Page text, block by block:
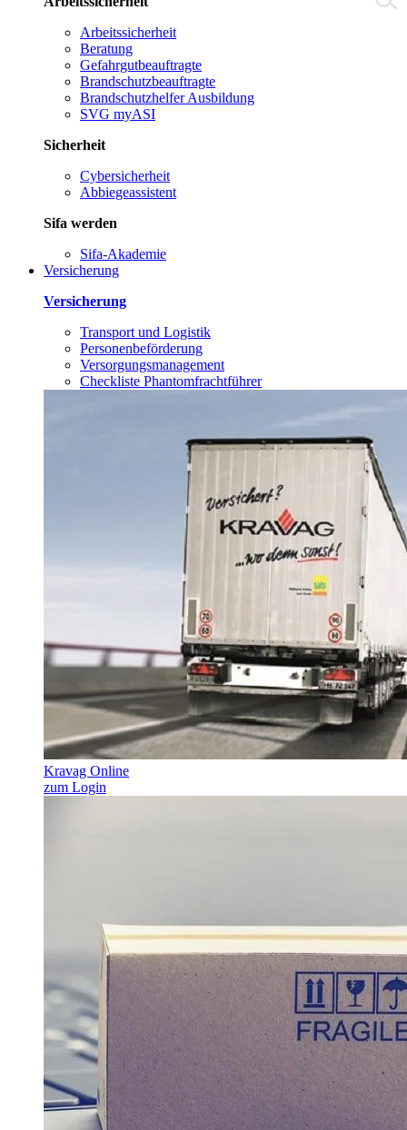
Arbeitssicherheit
Beratung
Gefahrgutbeauftragte
Brandschutzbeauftragte
Brandschutzhelfer Ausbildung
SVG myASI
Sicherheit
Cybersicherheit
Abbiegeassistent
Sifa werden
Sifa-Akademie
Versicherung
Versicherung
Transport und Logistik
Personenbeförderung
Versorgungsmanagement
Checkliste Phantomfrachtführer
Kravag Online
zum Login